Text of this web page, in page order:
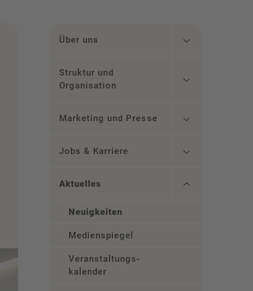
Über uns
Struktur und
Organisation
Marketing und Presse
Jobs & Karriere
Aktuelles
Neuigkeiten
Medienspiegel
Veranstaltungs­
kalender